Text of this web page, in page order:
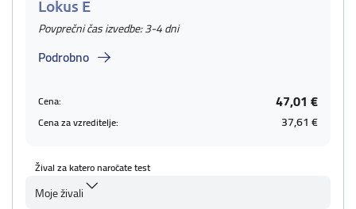
Lokus E
Povprečni čas izvedbe: 3-4 dni
Podrobno
Cena: 47,01 €
Cena za vzreditelje: 37,61 €
Žival za katero naročate test
Moje živali